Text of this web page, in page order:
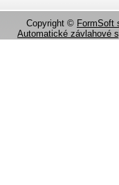
Copyright © FormSoft
Automatické závlahové